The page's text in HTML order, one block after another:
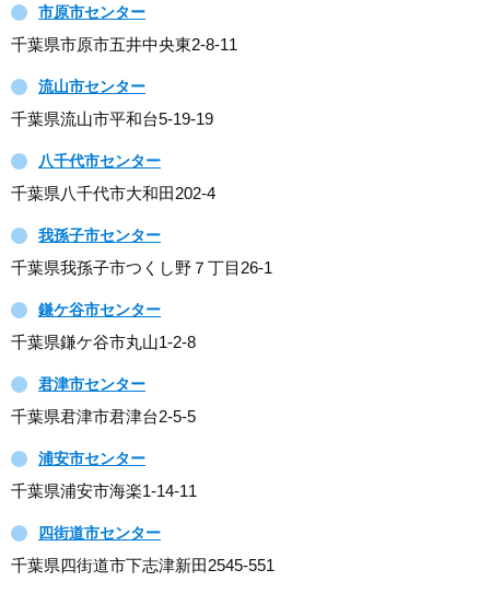
市原市センター
千葉県市原市五井中央東2-8-11
流山市センター
千葉県流山市平和台5-19-19
八千代市センター
千葉県八千代市大和田202-4
我孫子市センター
千葉県我孫子市つくし野７丁目26-1
鎌ケ谷市センター
千葉県鎌ケ谷市丸山1-2-8
君津市センター
千葉県君津市君津台2-5-5
浦安市センター
千葉県浦安市海楽1-14-11
四街道市センター
千葉県四街道市下志津新田2545-551